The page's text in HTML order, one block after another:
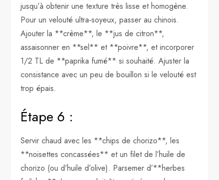
jusqu’à obtenir une texture très lisse et homogène.
Pour un velouté ultra‑soyeux, passer au chinois.
Ajouter la **crème**, le **jus de citron**,
assaisonner en **sel** et **poivre**, et incorporer
1/2 TL de **paprika fumé** si souhaité. Ajuster la
consistance avec un peu de bouillon si le velouté est
trop épais.
Étape 6 :
Servir chaud avec les **chips de chorizo**, les
**noisettes concassées** et un filet de l’huile de
chorizo (ou d’huile d’olive). Parsemer d’**herbes